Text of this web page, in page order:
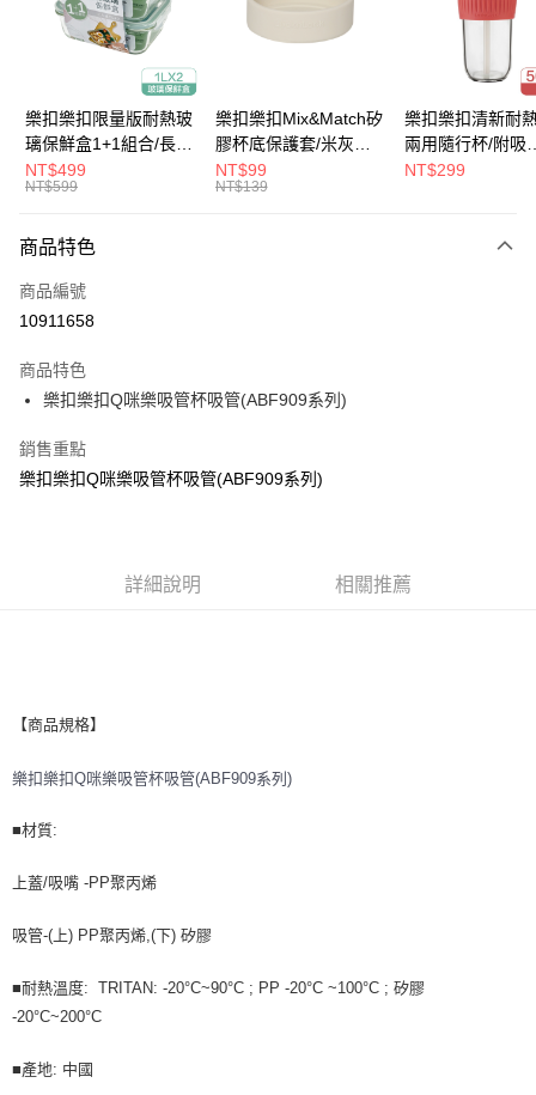
街口支付
大哥付你分期
相關說明
【大哥付你分期使用說明】
1.本服務由台灣大哥大提供，台灣大哥大用戶可立即使用無須另外申請。
成交易。
4.訂單成立30分鐘內，如未前往確認交易或遇審核未通過，訂單將自動取
消。如遇「轉專審核」未通過狀況，表示未達大哥付你分期系統評分，恕無
1.分期款項不併入電信帳單，「大哥付你分期」於每月結算日後寄送繳費提
醒簡訊。
帳／街口支付／iPASS MONEY」等通路繳費。
【注意事項】
2.基於同意付款使用「大哥付你分期」之契約關係目的，商店將以您的個人
資料（包含姓名、電話或地址）提供予台灣大哥大進項蒐集、處理及利用，
ATM付款
運送方式
付款後全家取貨
每筆NT$80，滿NT$888(含以上)免運費
每筆NT$80，滿NT$888(含以上)免運費
樂扣樂扣限量版耐熱玻
璃保鮮盒1+1組合/長方
形/1L(LLG445KKSP2-
01)
NT$499
NT$599
樂扣樂扣Mix&Match矽
膠杯底保護套/米灰
(BOTTOM-
LHC4343BEG)
NT$99
NT$139
樂扣樂扣清新耐
兩用隨行杯/附吸
管/500ml/粉
NT$299
商品特色
商品編號
10911658
商品特色
樂扣樂扣Q咪樂吸管杯吸管(ABF909系列)
銷售重點
樂扣樂扣Q咪樂吸管杯吸管(ABF909系列)
詳細說明 相關推薦
【商品規格】
樂扣樂扣Q咪樂吸管杯吸管(ABF909系列)
■材質:
上蓋/吸嘴 -PP聚丙烯
吸管-(上) PP聚丙烯,(下) 矽膠
■耐熱溫度: TRITAN: -20°C~90°C ; PP -20°C ~100°C ; 矽膠
-20°C~200°C
■產地: 中國